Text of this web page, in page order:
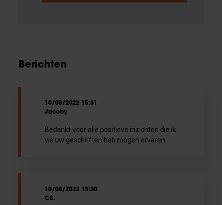
Berichten
10/08/2022 15:31
Jacoby
Bedankt voor alle positieve inzichten die ik
via uw geschriften heb mogen ervaren.
10/08/2022 15:30
CS.